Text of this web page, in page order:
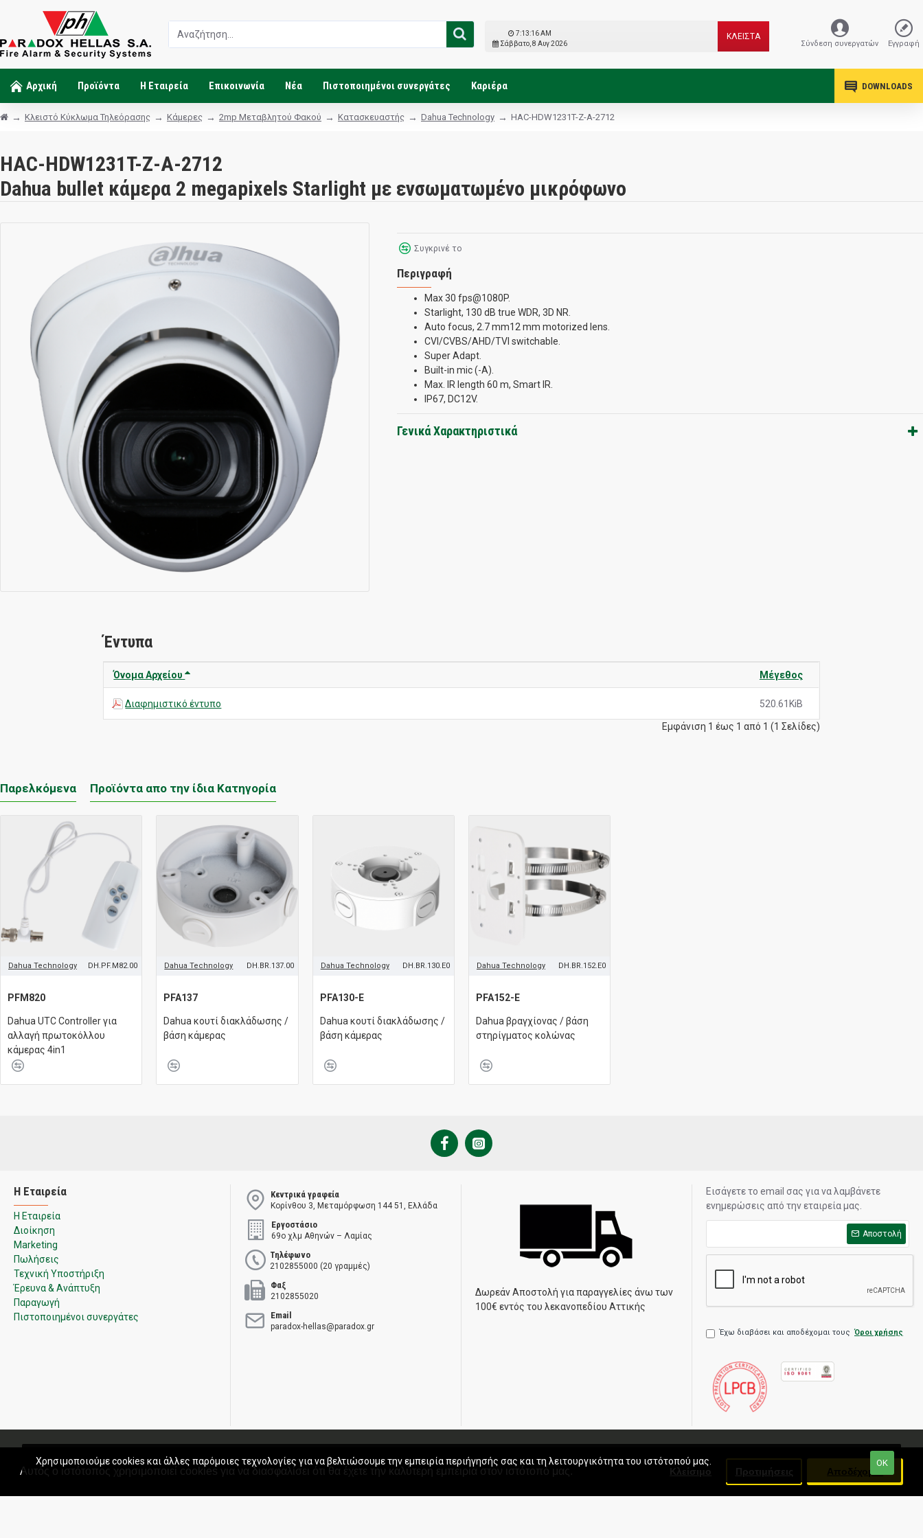
Αυτός ο ιστότοπος χρησιμοποιεί cookies για να διασφαλίσει ότι θα έχετε την καλύτερη εμπειρία στον ιστότοπό μας. Κλείσιμο Προτιμήσεις Αποδέχομαι
7:13:18 AM
Σάββατο, 8 Αυγ 2026
ΚΛΕΙΣΤΑ
Σύνδεση συνεργατών Εγγραφή
Αρχική Προϊόντα Η Εταιρεία Επικοινωνία Νέα Πιστοποιημένοι συνεργάτες Καριέρα DOWNLOADS
Κλειστό Κύκλωμα Τηλεόρασης Κάμερες 2mp Μεταβλητού Φακού Κατασκευαστής Dahua Technology HAC-HDW1231T-Z-A-2712
HAC-HDW1231T-Z-A-2712
Dahua bullet κάμερα 2 megapixels Starlight με ενσωματωμένο μικρόφωνο
Συγκρινέ το
Περιγραφή
Max 30 fps@1080P.
Starlight, 130 dB true WDR, 3D NR.
Auto focus, 2.7 mm12 mm motorized lens.
CVI/CVBS/AHD/TVI switchable.
Super Adapt.
Built-in mic (-A).
Max. IR length 60 m, Smart IR.
IP67, DC12V.
Γενικά Χαρακτηριστικά
Έντυπα
Όνομα Αρχείου Μέγεθος
Διαφημιστικό έντυπο 520.61KiB
Εμφάνιση 1 έως 1 από 1 (1 Σελίδες)
Παρελκόμενα Προϊόντα απο την ίδια Κατηγορία
Dahua Technology DH.PF.M82.00
PFM820
Dahua UTC Controller για
αλλαγή πρωτοκόλλου
κάμερας 4in1
Dahua Technology DH.BR.137.00
PFA137
Dahua κουτί διακλάδωσης /
βάση κάμερας
Dahua Technology DH.BR.130.E0
PFA130-E
Dahua κουτί διακλάδωσης /
βάση κάμερας
Dahua Technology DH.BR.152.E0
PFA152-E
Dahua βραγχίονας / βάση
στηρίγματος κολώνας
Η Εταιρεία
Η Εταιρεία
Διοίκηση
Marketing
Πωλήσεις
Τεχνική Υποστήριξη
Έρευνα & Ανάπτυξη
Παραγωγή
Πιστοποιημένοι συνεργάτες
Κεντρικά γραφεία
Κορίνθου 3, Μεταμόρφωση 144 51, Ελλάδα
Εργοστάσιο
69ο χλμ Αθηνών – Λαμίας
Τηλέφωνο
2102855000 (20 γραμμές)
Φαξ
2102855020
Email
paradox-hellas@paradox.gr
Δωρεάν Αποστολή για παραγγελίες άνω των
100€ εντός του λεκανοπεδίου Αττικής
Εισάγετε το email σας για να λαμβάνετε
ενημερώσεις από την εταιρεία μας.
Αποστολή
Έχω διαβάσει και αποδέχομαι τους Όροι χρήσης
Πολιτική Ποιότητας Όροι χρήσης Πολιτική Πωλήσεων
Εγγύηση
Copyright © 2020 Paradox Hellas S.A. All rights reserved.
ΟΚ
Χρησιμοποιούμε cookies και άλλες παρόμοιες τεχνολογίες για να βελτιώσουμε την εμπειρία περιήγησής σας και τη λειτουργικότητα του ιστότοπού μας.